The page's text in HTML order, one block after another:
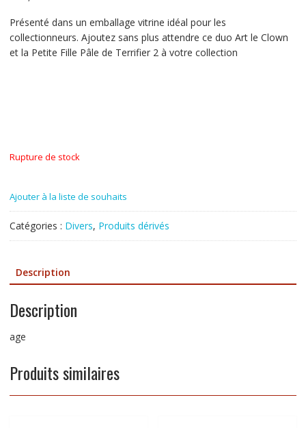
Présenté dans un emballage vitrine idéal pour les
collectionneurs. Ajoutez sans plus attendre ce duo Art le Clown
et la Petite Fille Pâle de Terrifier 2 à votre collection
Rupture de stock
Ajouter à la liste de souhaits
Catégories : Divers, Produits dérivés
Description
Description
age
Produits similaires